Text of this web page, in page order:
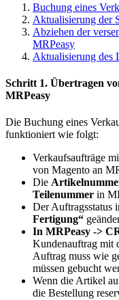
Buchung eines
Aktualisierung der
Abziehen der
MRPeasy
Aktualisierung des
Schritt 1. Übertragen
MRPeasy
Die Buchung eines
funktioniert wie folgt:
Verkaufsaufträge
von Magento an
Die
Teilenummer in
Der Auftragsstatus
Fertigung“
In MRPeasy ->
Kundenauftrag mit
Auftrag muss wie
müssen gebucht
Wenn die Artikel
die Bestellung